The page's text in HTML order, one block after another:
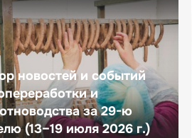
новостей и событий
и
за 29-ю
(13–19 июля 2026 г.)